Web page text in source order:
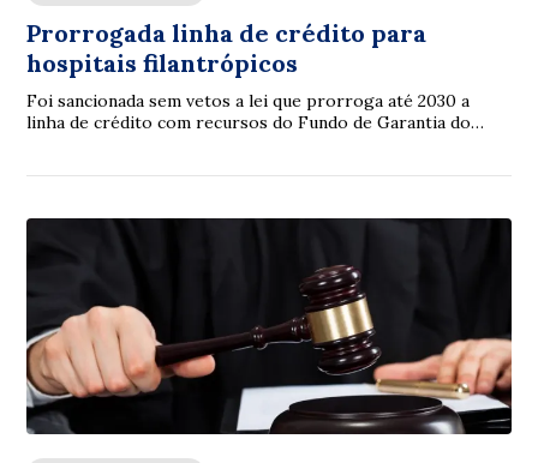
Prorrogada linha de crédito para
hospitais filantrópicos
Foi sancionada sem vetos a lei que prorroga até 2030 a
linha de crédito com recursos do Fundo de Garantia do